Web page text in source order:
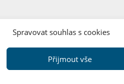
Spravovat souhlas s cookies
Přijmout vše